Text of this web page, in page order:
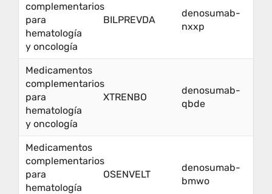
complementarios
para
hematología
y oncología
BILPREVDA
denosumab-
nxxp
Medicamentos
complementarios
para
hematología
y oncología
XTRENBO
denosumab-
qbde
Medicamentos
complementarios
para
hematología
OSENVELT
denosumab-
bmwo